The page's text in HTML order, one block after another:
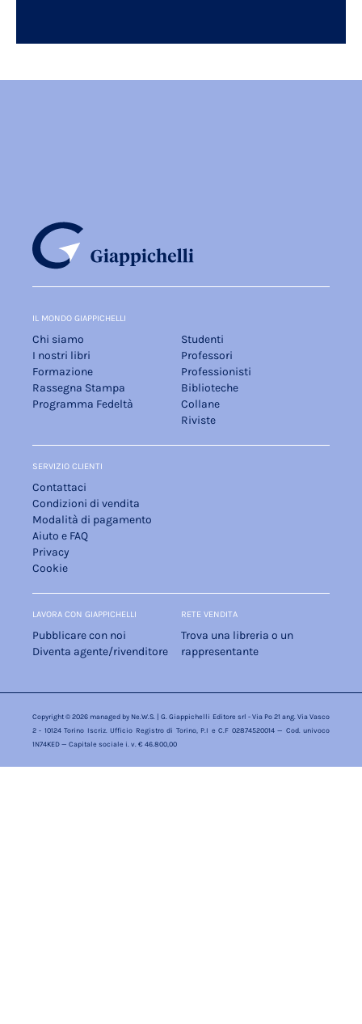
IL MONDO GIAPPICHELLI
Chi siamo
I nostri libri
Formazione
Rassegna Stampa
Programma Fedeltà
Studenti
Professori
Professionisti
Biblioteche
Collane
Riviste
SERVIZIO CLIENTI
Contattaci
Condizioni di vendita
Modalità di pagamento
Aiuto e FAQ
Privacy
Cookie
LAVORA CON GIAPPICHELLI
Pubblicare con noi
Diventa agente/rivenditore
RETE VENDITA
Trova una libreria o un
rappresentante
Copyright © 2026 managed by Ne.W.S. | G. Giappichelli Editore srl - Via Po 21 ang. Via Vasco
2 - 10124 Torino Iscriz. Ufficio Registro di Torino, P.I e C.F 02874520014 — Cod. univoco
1N74KED — Capitale sociale i. v. € 46.800,00